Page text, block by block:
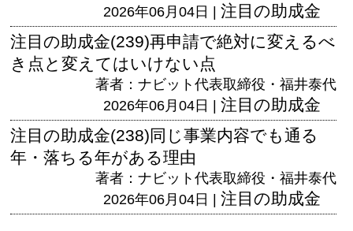
2026年06月04日 | 注目の助成金
注目の助成金(239)再申請で絶対に変えるべ
き点と変えてはいけない点
著者：ナビット代表取締役・福井泰代
2026年06月04日 | 注目の助成金
注目の助成金(238)同じ事業内容でも通る
年・落ちる年がある理由
著者：ナビット代表取締役・福井泰代
2026年06月04日 | 注目の助成金